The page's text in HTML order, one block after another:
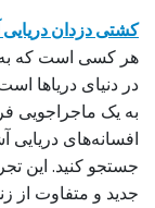
کشتی دزدان دریایی
هر کسی است که به
در دنیای دریاها
به یک ماجراجویی
افسانه‌های دریایی
جستجو کنید. این
جدید و متفاوت از